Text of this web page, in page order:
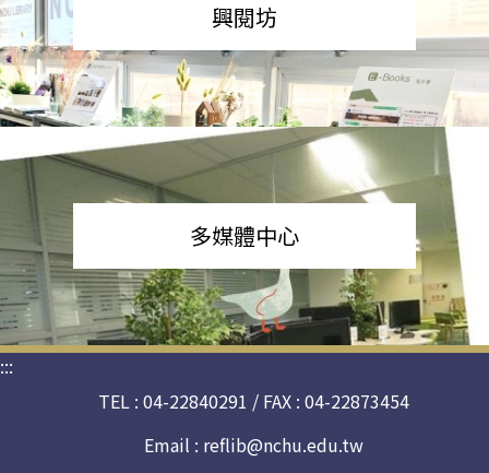
興閱坊
多媒體中心
:::
TEL : 04-22840291 / FAX : 04-22873454
Email : reflib@nchu.edu.tw